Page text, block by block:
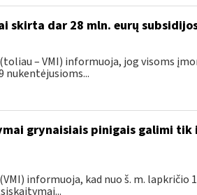
skirta dar 28 mln. eurų
– VMI) informuoja, jog visoms
nukentėjusioms...
grynaisiais pinigais galimi tik
informuoja, kad nuo š. m.